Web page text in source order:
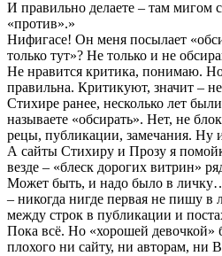
И правильно делаете – там мигом
«против».»
Нифигасе! Он меня посылает
только тут»? Не только и не
Не нравится критика, понимаю.
правильна. Критикуют, значит –
Стихире ранее, несколько лет
называете «обсирать». Нет, не
рецы, публикации, замечания. Ну
А сайты Стихиру и Прозу я
везде – «блеск дорогих витрин»
Может быть, и надо было в
– никогда нигде первая не пишу в
между строк в публикации и
Пока всё. Но «хорошей
плохого ни сайту, ни авторам, ни